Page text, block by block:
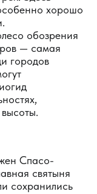
хорошо
обозрения
— самая
городов
Спасо-
святыня
сохранились